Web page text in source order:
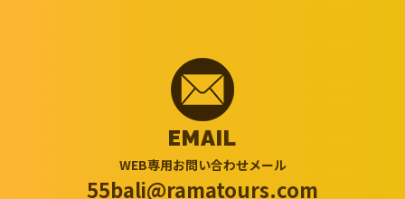
EMAIL
WEB専用お問い合わせメール
55bali@ramatours.com